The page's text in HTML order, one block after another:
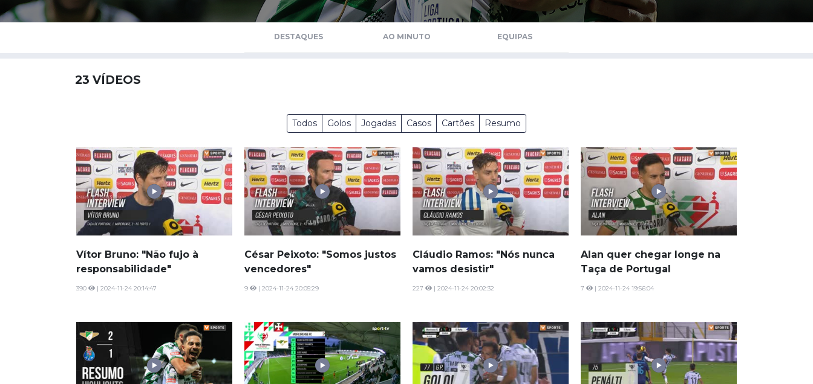
DESTAQUES AO MINUTO EQUIPAS
23 VÍDEOS
Todos Golos Jogadas Casos Cartões Resumo
Vítor Bruno: "Não fujo à
responsabilidade"
390 | 2024-11-24 20:14:47
César Peixoto: "Somos justos
vencedores"
9 | 2024-11-24 20:05:29
Cláudio Ramos: "Nós nunca
vamos desistir"
227 | 2024-11-24 20:02:32
Alan quer chegar longe na
Taça de Portugal
7 | 2024-11-24 19:56:04